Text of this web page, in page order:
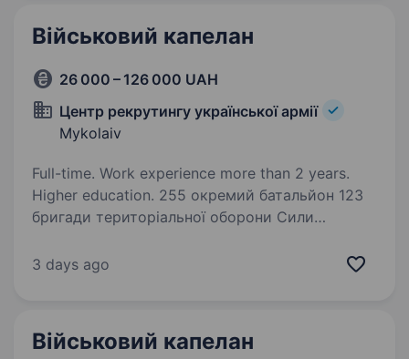
Військовий капелан
26 000 – 126 000 UAH
Центр рекрутингу української армії
Mykolaiv
Full-time. Work experience more than 2 years.
Higher education. 255 окремий батальйон 123
бригади територіальної оборони Сили
прогресивних родів військ ЗСУ. Розуміючи
3 days ago
Військовий капелан